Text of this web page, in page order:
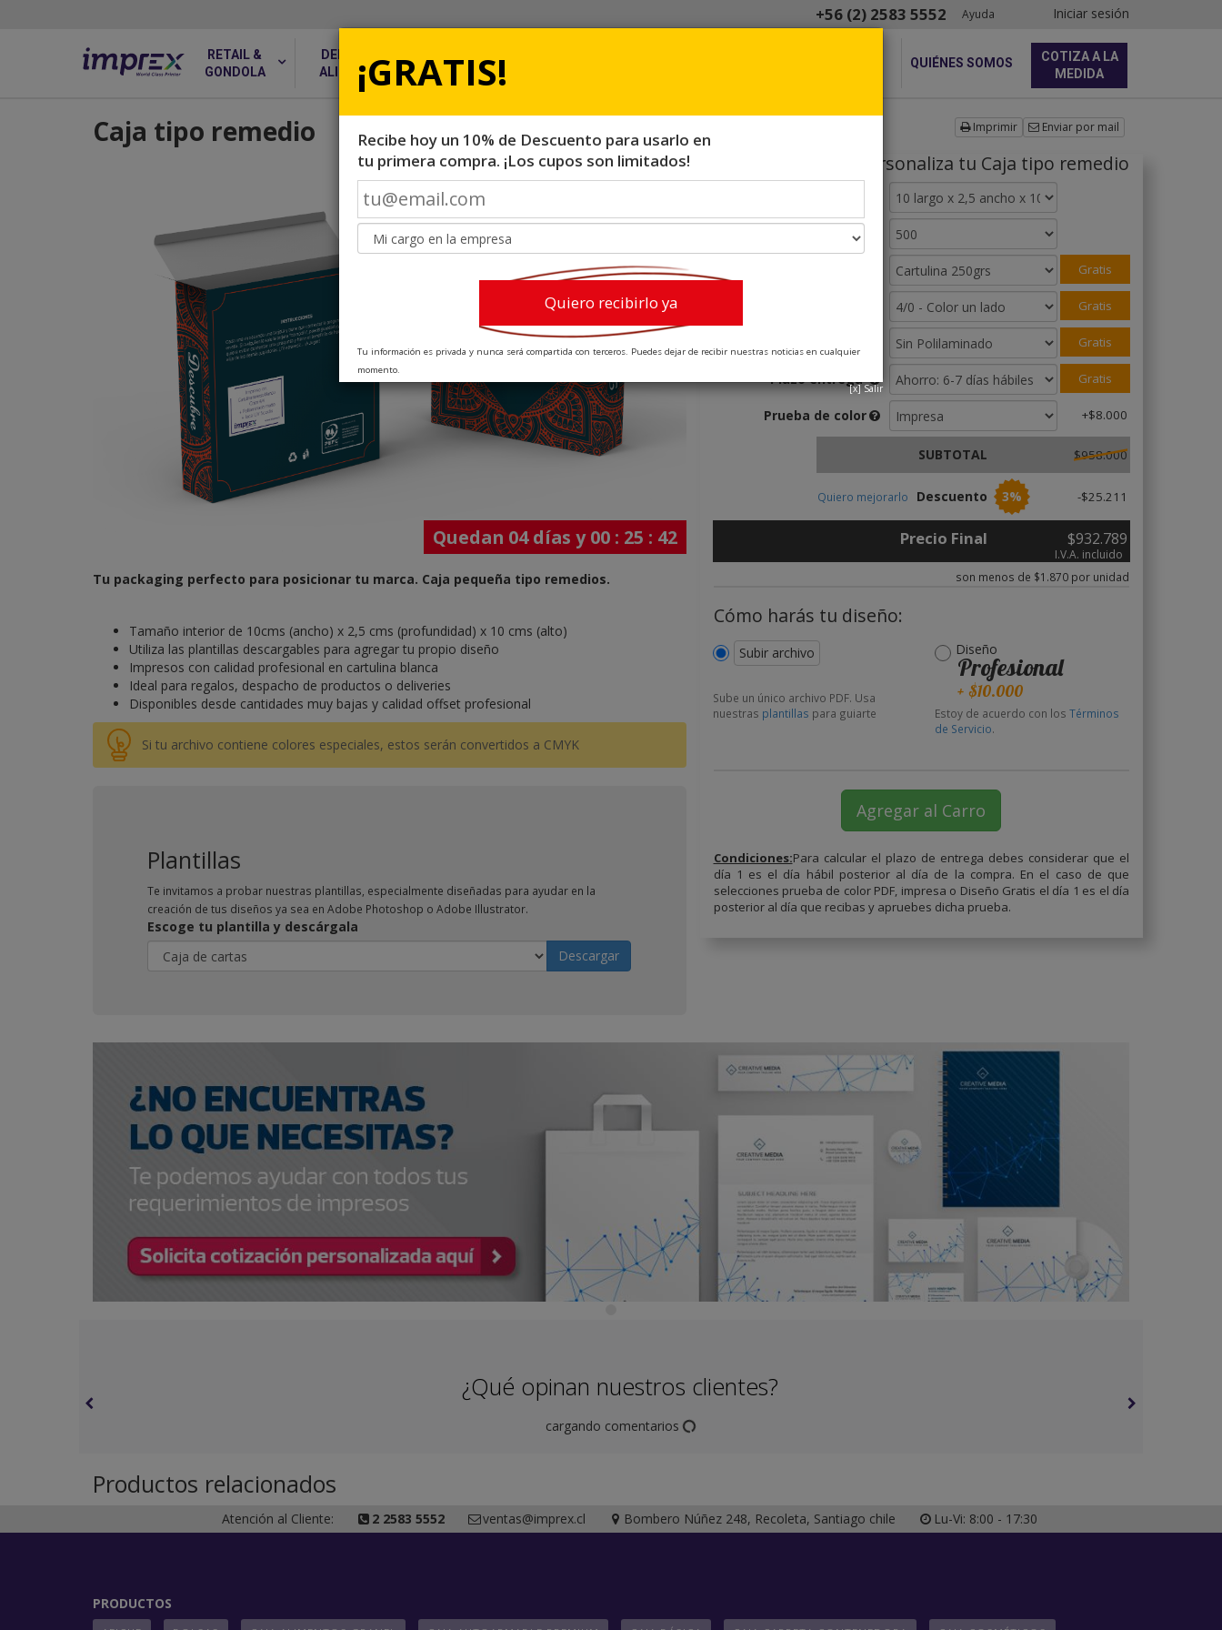
+56 (2) 2583 5552 Ayuda Iniciar sesión
RETAIL &
GONDOLA
DELIVERY &
ALIMENTOS
MARKETING
QUIÉNES SOMOS
COTIZA A LA
MEDIDA
Caja tipo remedio Imprimir Enviar por mail
Hasta
9%
Quedan 04días y00: 25 : 42
Tu packaging perfecto para posicionar tu marca. Caja pequeña tipo remedios.
Tamaño interior de 10cms (ancho) x 2,5 cms (profundidad) x 10 cms (alto)
Utiliza las plantillas descargables para agregar tu propio diseño
Impresos con calidad profesional en cartulina blanca
Ideal para regalos, despacho de productos o deliveries
Disponibles desde cantidades muy bajas y calidad offset profesional
Si tu archivo contiene colores especiales, estos serán convertidos a CMYK
Plantillas
Te invitamos a probar nuestras plantillas, especialmente diseñadas para ayudar en la
creación de tus diseños ya sea en Adobe Photoshop o Adobe Illustrator.
Escoge tu plantilla y descárgala
Descargar
Personaliza tu Caja tipo remedio
Cantidad
Gratis
Gratis
Gratis
Plazo entrega Gratis
Prueba de color +$8.000
SUBTOTAL $958.000
Quiero mejorarlo Descuento 3% -$25.211
Precio Final $932.789
I.V.A. incluido
son menos de $1.870 por unidad
Cómo harás tu diseño:
Subir archivo
Sube un único archivo PDF. Usa
nuestras plantillas para guiarte
Diseño
Profesional
+ $10.000
Estoy de acuerdo con losTérminos
de Servicio.
Agregar al Carro
Condiciones:Para calcular el plazo de entrega debes considerar que el
día 1 es el día hábil posterior al día de la compra. En el caso de que
selecciones prueba de color PDF, impresa o Diseño Gratis el día 1 es el día
posterior al día que recibas y apruebes dicha prueba.
¿Qué opinan nuestros clientes?
cargando comentarios
Productos relacionados
Atención al Cliente: 2 2583 5552 ventas@imprex.cl Bombero Núñez 248, Recoleta, Santiago chile Lu-Vi: 8:00 - 17:30
PRODUCTOS
¡GRATIS!
Recibe hoy un 10% de Descuento para usarlo en
tu primera compra. ¡Los cupos son limitados!
Quiero recibirlo ya
Tu información es privada y nunca será compartida con terceros. Puedes dejar de recibir nuestras noticias en cualquier
momento.
[x] Salir